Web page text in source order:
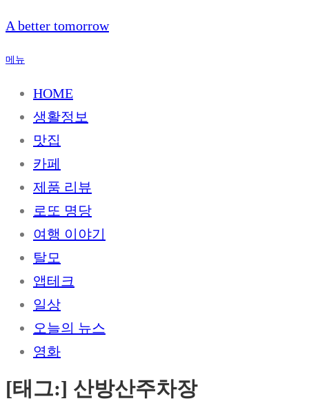
내
으
A better tomorrow
메뉴
HOME
생활정보
맛집
카페
제품 리뷰
로또 명당
여행 이야기
탈모
앱테크
일상
오늘의 뉴스
영화
[태그:] 산방산주차장